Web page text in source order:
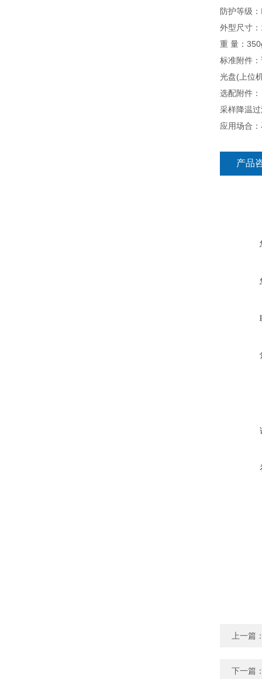
防护等级
外型尺寸
重 量：
标准附件
光盘(上位
选配附件
采样降温
应用场合
产品
上一篇
下一篇